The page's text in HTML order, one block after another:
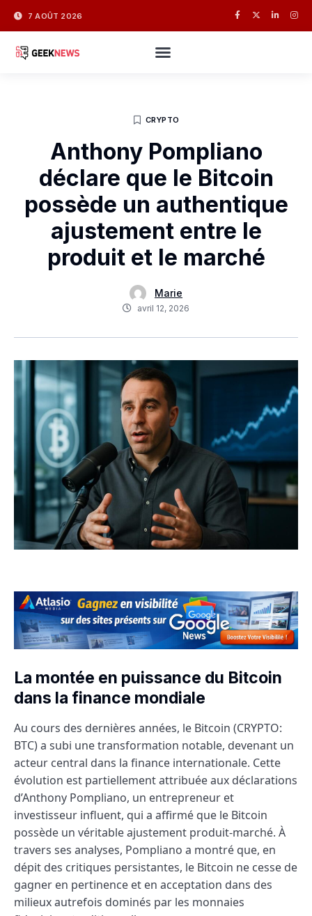
7 AOÛT 2026
CRYPTO
Anthony Pompliano
déclare que le Bitcoin
possède un authentique
ajustement entre le
produit et le marché
Marie
avril 12, 2026
La montée en puissance du Bitcoin
dans la finance mondiale
Au cours des dernières années, le Bitcoin (CRYPTO:
BTC) a subi une transformation notable, devenant un
acteur central dans la finance internationale. Cette
évolution est partiellement attribuée aux déclarations
d’Anthony Pompliano, un entrepreneur et
investisseur influent, qui a affirmé que le Bitcoin
possède un véritable ajustement produit-marché. À
travers ses analyses, Pompliano a montré que, en
dépit des critiques persistantes, le Bitcoin ne cesse de
gagner en pertinence et en acceptation dans des
milieux autrefois dominés par les monnaies